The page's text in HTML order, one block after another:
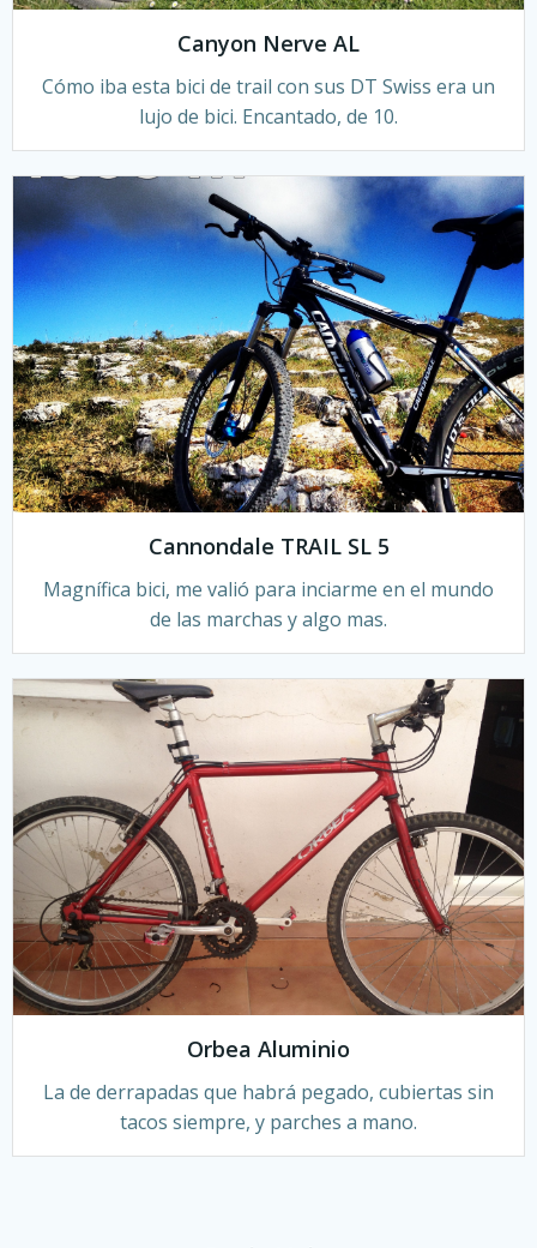
Canyon Nerve AL
Cómo iba esta bici de trail con sus DT Swiss era un
lujo de bici. Encantado, de 10.
Cannondale TRAIL SL 5
Magnífica bici, me valió para inciarme en el mundo
de las marchas y algo mas.
Orbea Aluminio
La de derrapadas que habrá pegado, cubiertas sin
tacos siempre, y parches a mano.